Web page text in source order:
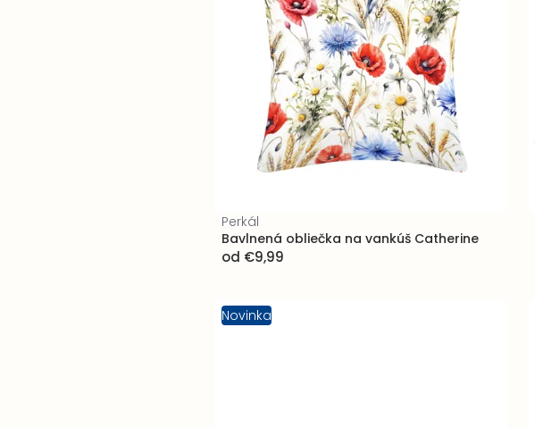
Perkál
Bavlnená obliečka na vankúš Catherine
od €9,99
Novinka